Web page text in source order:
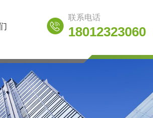
联系电话
18012323060